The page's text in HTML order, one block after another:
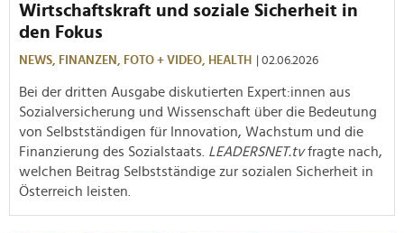
Wirtschaftskraft und soziale Sicherheit in
den Fokus
NEWS, FINANZEN, FOTO + VIDEO, HEALTH | 02.06.2026
Bei der dritten Ausgabe diskutierten Expert:innen aus
Sozialversicherung und Wissenschaft über die Bedeutung
von Selbstständigen für Innovation, Wachstum und die
Finanzierung des Sozialstaats. LEADERSNET.tvfragte nach,
welchen Beitrag Selbstständige zur sozialen Sicherheit in
Österreich leisten.